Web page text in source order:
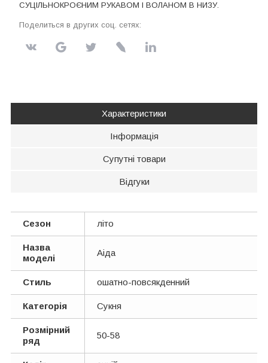
СУЦІЛЬНОКРОЄНИМ РУКАВОМ І ВОЛАНОМ В НИЗУ.
Поделиться в других соц. сетях:
Характеристики
Інформація
Супутні товари
Відгуки
Сезон літо
Назва
моделі
Аіда
Стиль ошатно-повсякденний
Категорія Сукня
Розмірний
ряд
50-58